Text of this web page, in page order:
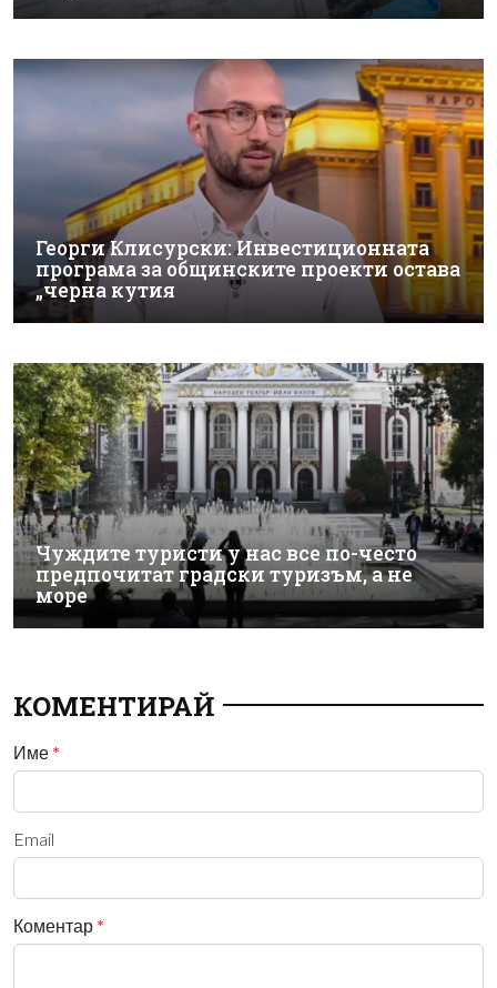
Георги Клисурски: Инвестиционната
програма за общинските проекти остава
„черна кутия
Чуждите туристи у нас все по-често
предпочитат градски туризъм, а не
море
КОМЕНТИРАЙ
Име *
Email
Коментар *